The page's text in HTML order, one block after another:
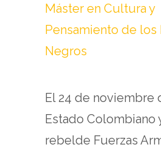
Máster en Cultura y
Pensamiento de
Negros
El 24 de noviembre
Estado Colombiano
rebelde Fuerzas